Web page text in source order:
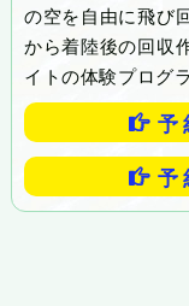
の空を自由に飛び
から着陸後の回収
イトの体験プログ
予
予